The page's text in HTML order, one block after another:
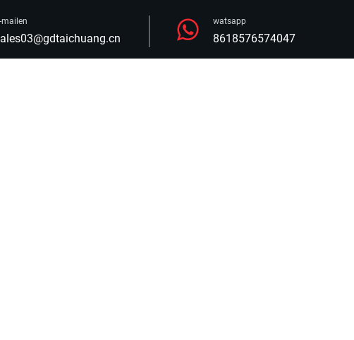
mailen watsapp
8618576574047